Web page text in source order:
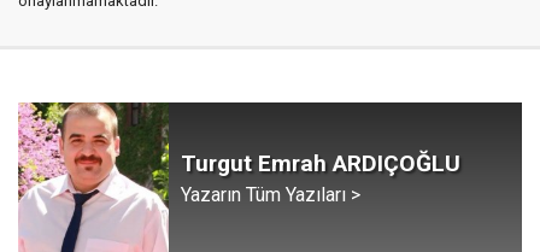
Turgut Emrah ARDIÇOĞLU
Yazarın Tüm Yazıları >